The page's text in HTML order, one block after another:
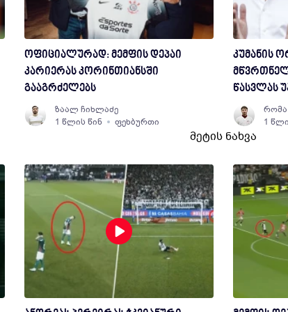
ოფიციალურად: მემფის დეპაი
კარიერას კორინთიანსში
გააგრძელებს
ზაალ ჩიხლაძე
1 წლის წინ
ფეხბურთი
კუმანის
წასვლას
რომა
1
მეტის ნახვა